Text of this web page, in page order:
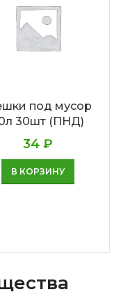
под мусор
30шт (ПНД)
34 ₽
В КОРЗИНУ